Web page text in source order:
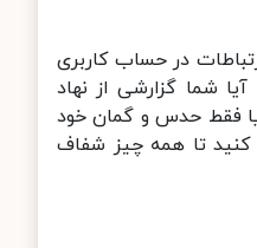
در حساب کاربری
شما گزارشی از نهاد
فقط حدس و گمان خود
تا همه چیز شفاف